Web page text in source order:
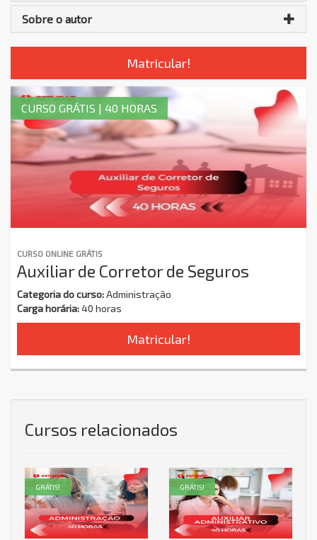
Sobre o autor
Matricular!
CURSO ONLINE GRÁTIS
Auxiliar de Corretor de Seguros
Categoria do curso:Administração
Carga horária:40 horas
Matricular!
CURSO GRÁTIS | 40 HORAS
Cursos relacionados
GRÁTIS! GRÁTIS!